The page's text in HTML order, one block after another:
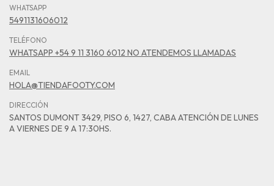
WHATSAPP
5491131606012
TELÉFONO
WHATSAPP +54 9 11 3160 6012 NO ATENDEMOS LLAMADAS
EMAIL
HOLA@TIENDAFOOTY.COM
DIRECCIÓN
SANTOS DUMONT 3429, PISO 6, 1427, CABA ATENCIÓN DE LUNES
A VIERNES DE 9 A 17:30HS.